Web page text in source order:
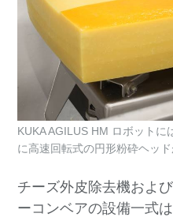
チーズ外皮除去機およ
ーコンベアの設備一式は
KUKA AGILUS HM ロボット
に高速回転式の円形粉砕ヘッド